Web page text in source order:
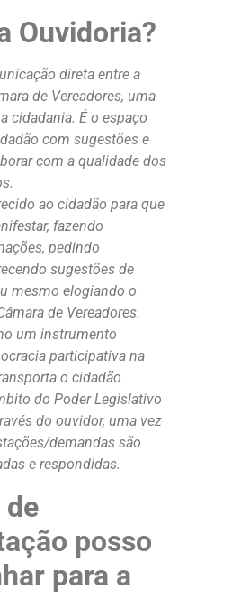
Ouvidoria?
direta entre a
de Vereadores, uma
cidadania. É o espaço
com sugestões e
com a qualidade dos
ao cidadão para que
fazendo
pedindo
sugestões de
mesmo elogiando o
de Vereadores.
um instrumento
participativa na
o cidadão
do Poder Legislativo
do ouvidor, uma vez
demandas são
e respondidas.
de
posso
para a